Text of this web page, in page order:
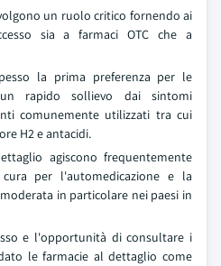
un ruolo critico fornendo ai
sia a farmaci OTC che a
la prima preferenza per le
rapido sollievo dai sintomi
comunemente utilizzati tra cui
H2 e antacidi.
agiscono frequentemente
per l'automedicazione e la
in particolare nei paesi in
e l'opportunità di consultare i
le farmacie al dettaglio come